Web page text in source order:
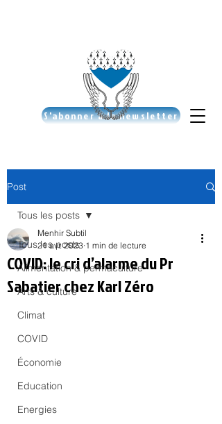
S'abonner à la newsletter
Post
Tous les posts
Alimentation & permaculture
Arts & culture
Climat
COVID
Économie
Education
Energies
Tous les posts
COVID: le cri d’alarme du Pr
Sabatier chez Karl Zéro
Menhir Subtil
21 avr. 2023 1 min de lecture